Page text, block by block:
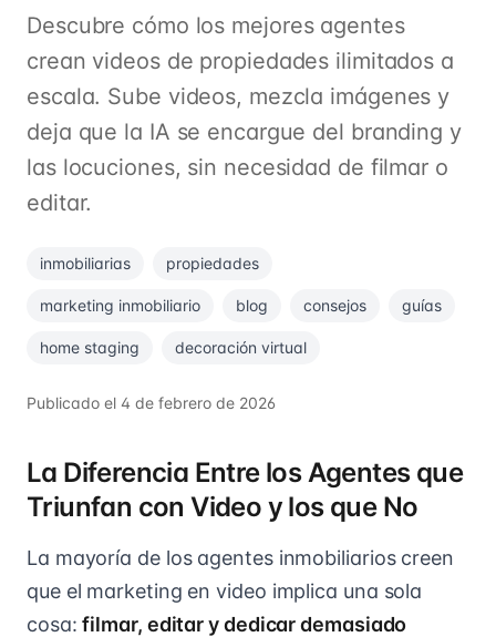
Descubre cómo los mejores agentes
crean videos de propiedades ilimitados a
escala. Sube videos, mezcla imágenes y
deja que la IA se encargue del branding y
las locuciones, sin necesidad de filmar o
editar.
inmobiliarias propiedades
marketing inmobiliario blog consejos guías
home staging decoración virtual
Publicado el 4 de febrero de 2026
La Diferencia Entre los Agentes que
Triunfan con Video y los que No
La mayoría de los agentes inmobiliarios creen
que el marketing en video implica una sola
cosa:filmar, editar y dedicar demasiado